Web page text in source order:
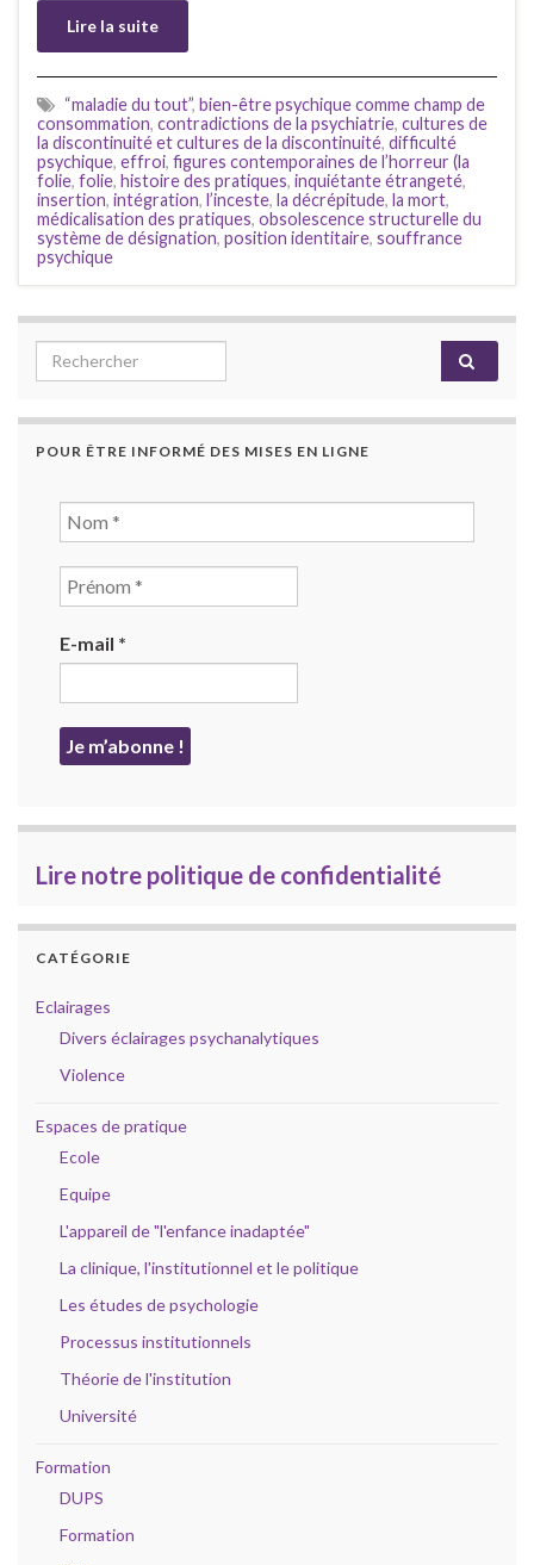
Lire la suite
“maladie du tout”, bien-être psychique comme champ de
consommation, contradictions de la psychiatrie, cultures de
la discontinuité et cultures de la discontinuité, difficulté
psychique, effroi, figures contemporaines de l’horreur (la
folie, folie, histoire des pratiques, inquiétante étrangeté,
insertion, intégration, l’inceste, la décrépitude, la mort,
médicalisation des pratiques, obsolescence structurelle du
système de désignation, position identitaire, souffrance
psychique
Search for:
POUR ÊTRE INFORMÉ DES MISES EN LIGNE
E-mail *
Lire notre politique de confidentialité
CATÉGORIE
Eclairages
Divers éclairages psychanalytiques
Violence
Espaces de pratique
Ecole
Equipe
L'appareil de "l'enfance inadaptée"
La clinique, l'institutionnel et le politique
Les études de psychologie
Processus institutionnels
Théorie de l'institution
Université
Formation
DUPS
Formation